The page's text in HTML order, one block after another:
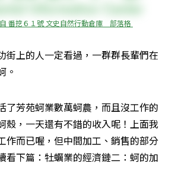
番挖６１號 文史自然行動倉庫　部落格
街上的人一定看過，一群群長輩們在
。
了芳苑蚵業數萬蚵農，而且沒工作的
殼，一天還有不錯的收入呢！上面我
作而已喔，但中間加工、銷售的部分
看下篇：牡蠣業的經濟鏈二：蚵的加